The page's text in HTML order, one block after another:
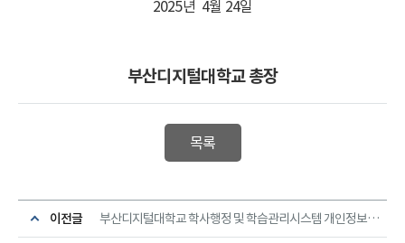
2025년 4월 24일
부산디지털대학교 총장
목록
이전글 부산디지털대학교 학사행정 및 학습관리시스템 개인정보영향평가 용역 업체 선정